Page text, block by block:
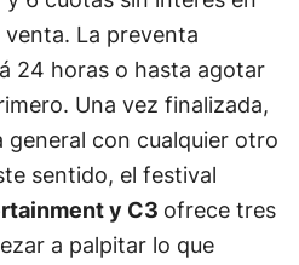
La preventa
24 horas o hasta agotar
Una vez finalizada,
general con cualquier otro
sentido, el festival
y C3 ofrece tres
a palpitar lo que